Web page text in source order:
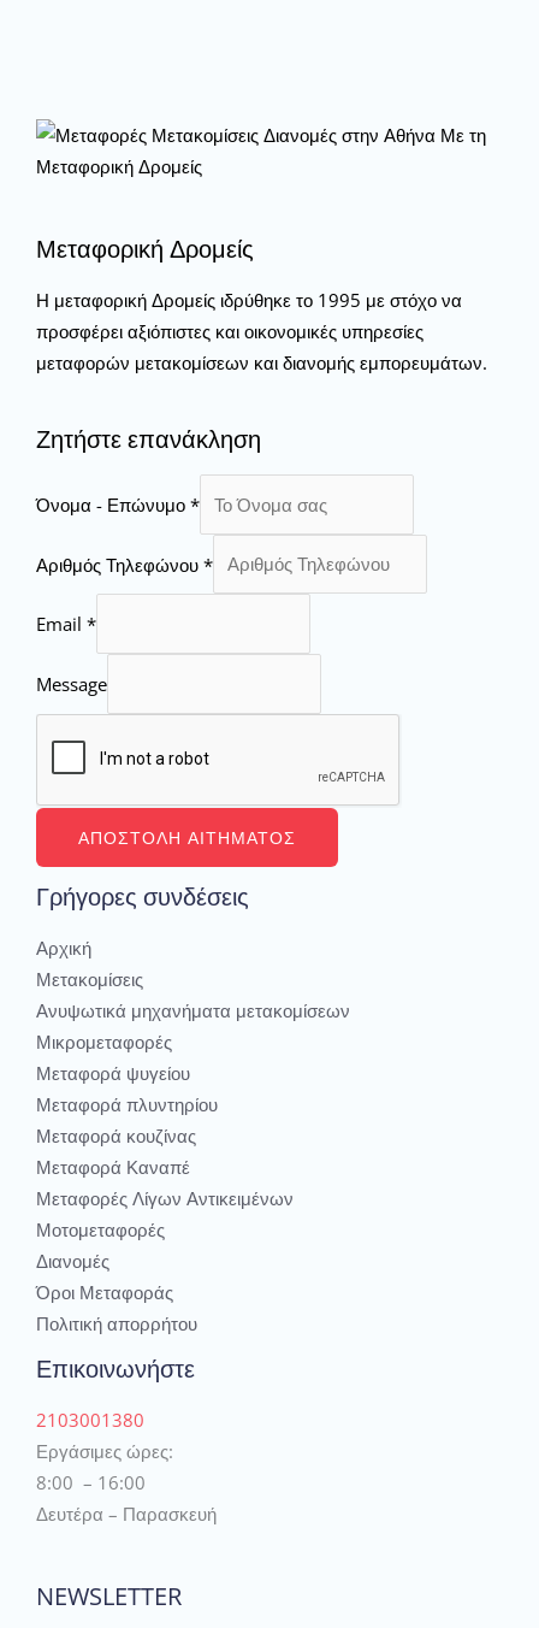
Μεταφορική Δρομείς
Η μεταφορική Δρομείς ιδρύθηκε το 1995 με στόχο να
προσφέρει αξιόπιστες και οικονομικές υπηρεσίες
μεταφορών μετακομίσεων και διανομής εμπορευμάτων.
Ζητήστε επανάκληση
Όνομα - Επώνυμο *
Αριθμός Τηλεφώνου *
Email *
Message
ΑΠΟΣΤΟΛΉ ΑΙΤΉΜΑΤΟΣ
Γρήγορες συνδέσεις
Αρχική
Μετακομίσεις
Ανυψωτικά μηχανήματα μετακομίσεων
Μικρομεταφορές
Μεταφορά ψυγείου
Μεταφορά πλυντηρίου
Μεταφορά κουζίνας
Μεταφορά Καναπέ
Μεταφορές Λίγων Αντικειμένων
Μοτομεταφορές
Διανομές
Όροι Μεταφοράς
Πολιτική απορρήτου
Επικοινωνήστε
2103001380
Εργάσιμες ώρες:
8:00 – 16:00
Δευτέρα – Παρασκευή
NEWSLETTER